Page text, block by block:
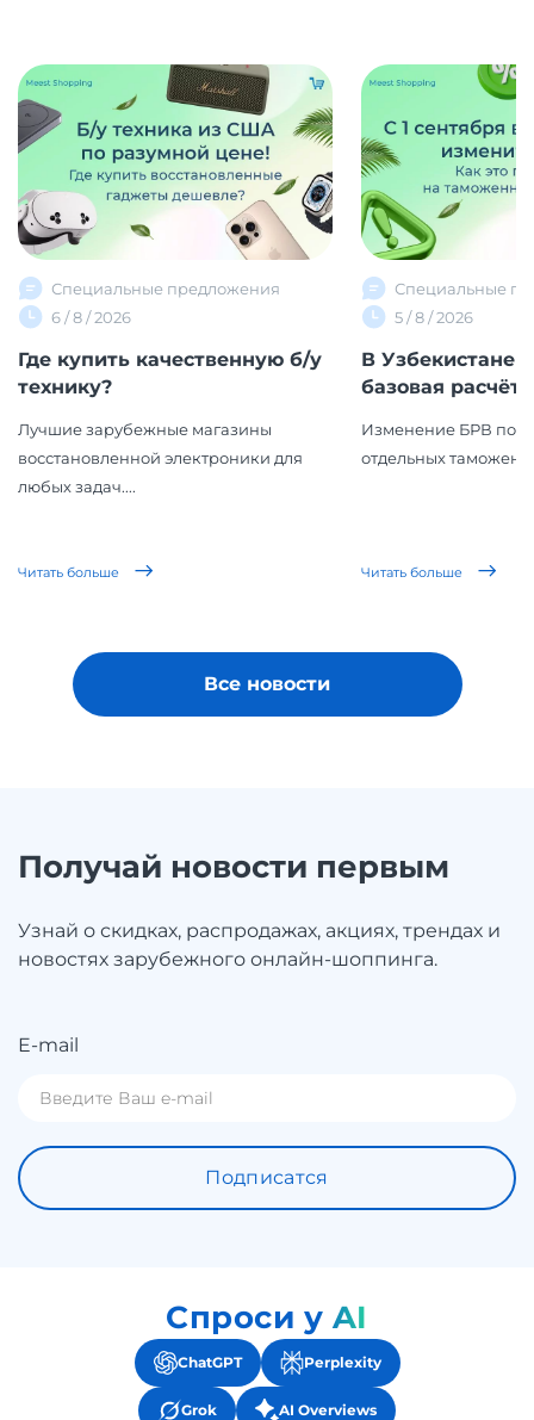
Специальные предложения
6 / 8 / 2026
Где купить качественную б/у
технику?
Лучшие зарубежные магазины
восстановленной электроники для
любых задач....
Читать больше
Специальные
5 / 8 / 2026
В Узбекистане
базовая
Изменение БРВ
отдельных
Читать больше
Все новости
Получай новости первым
Узнай о скидках, распродажах, акциях, трендах и
новостях зарубежного онлайн-шоппинга.
E-mail
Подписатся
Спроси у AI
ChatGPT Perplexity
Grok AI Overviews